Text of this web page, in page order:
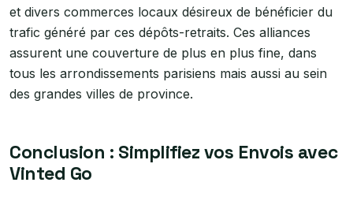
et divers commerces locaux désireux de bénéficier du
trafic généré par ces dépôts-retraits. Ces alliances
assurent une couverture de plus en plus fine, dans
tous les arrondissements parisiens mais aussi au sein
des grandes villes de province.
Conclusion : Simplifiez vos Envois avec
Vinted Go